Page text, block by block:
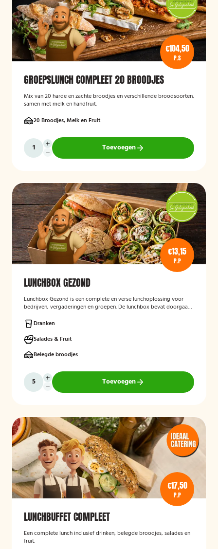
€104,50
P.S
GROEPSLUNCH COMPLEET 20 BROODJES
Mix van 20 harde en zachte broodjes en verschillende broodsoorten,
samen met melk en handfruit.
20 Broodjes, Melk en Fruit
Toevoegen
€13,15
P.P
LUNCHBOX GEZOND
Lunchbox Gezond is een complete en verse lunchoplossing voor
bedrijven, vergaderingen en groepen. De lunchbox bevat doorgaans
fruit en andere gezonde producten, waarbij rekening kan worden
gehouden met dieetwensen en allergieën. De focus ligt op een
smaakvolle, voedzame en verzorgd gepresenteerde lunch die
eenvoudig op locatie wordt bezorgd.
Dranken
Salades & Fruit
Belegde broodjes
Toevoegen
€17,50
P.P
LUNCHBUFFET COMPLEET
Een complete lunch inclusief drinken, belegde broodjes, salades en
fruit.